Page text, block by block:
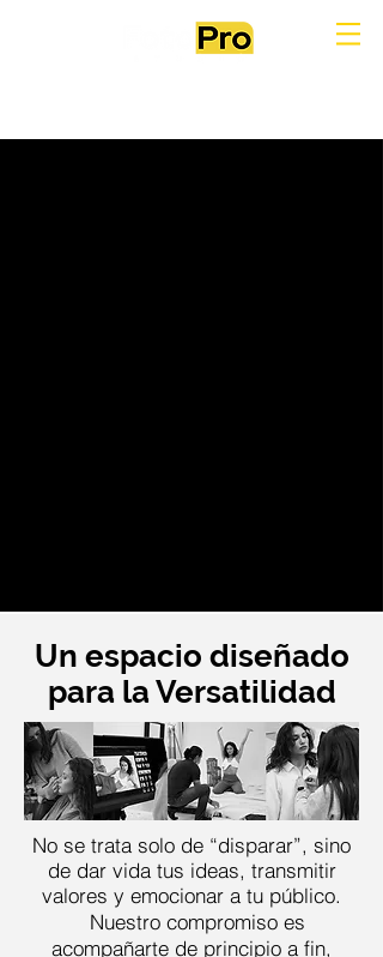
Un espacio diseñado
para la Versatilidad
No se trata solo de “disparar”, sino
de dar vida tus ideas, transmitir
valores y emocionar a tu público.
Nuestro compromiso es
acompañarte de principio a fin,